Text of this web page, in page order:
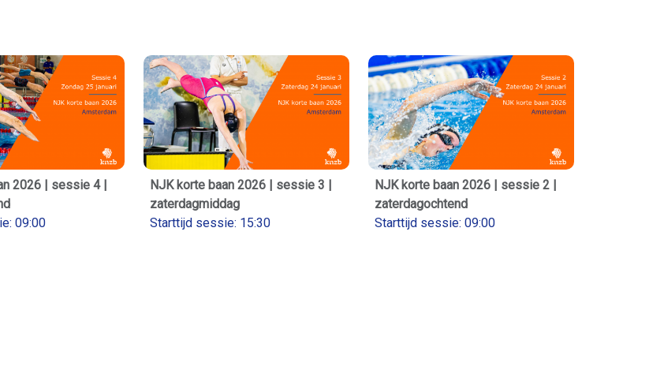
2026 | sessie 4 |
09:00
NJK korte baan 2026 | sessie 3 |
zaterdagmiddag
Starttijd sessie: 15:30
NJK korte baan 2026 | sessie 2 |
zaterdagochtend
Starttijd sessie: 09:00